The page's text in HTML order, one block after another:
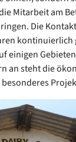
Mitarbeit am
Die
kontinuierlich
einigen
an steht die